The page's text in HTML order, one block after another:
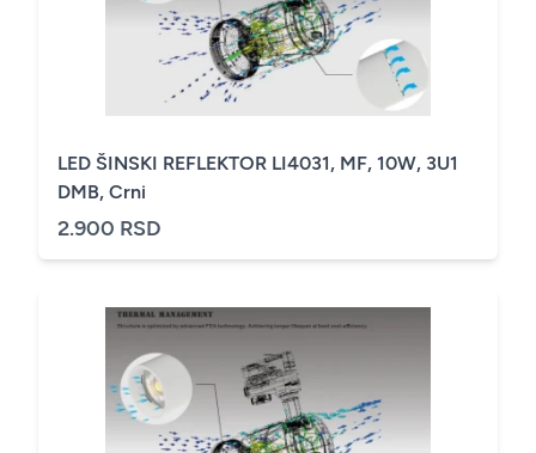
LED ŠINSKI REFLEKTOR LI4031, MF, 10W, 3U1
DMB, Crni
2.900 RSD